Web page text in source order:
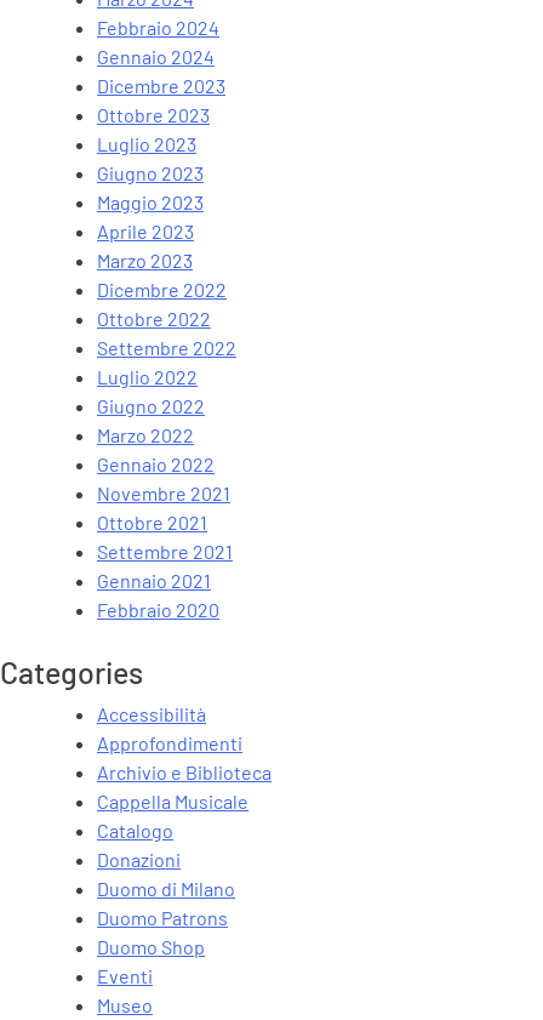
Febbraio 2024
Gennaio 2024
Dicembre 2023
Ottobre 2023
Luglio 2023
Giugno 2023
Maggio 2023
Aprile 2023
Marzo 2023
Dicembre 2022
Ottobre 2022
Settembre 2022
Luglio 2022
Giugno 2022
Marzo 2022
Gennaio 2022
Novembre 2021
Ottobre 2021
Settembre 2021
Gennaio 2021
Febbraio 2020
Categories
Accessibilità
Approfondimenti
Archivio e Biblioteca
Cappella Musicale
Catalogo
Donazioni
Duomo di Milano
Duomo Patrons
Duomo Shop
Eventi
Museo